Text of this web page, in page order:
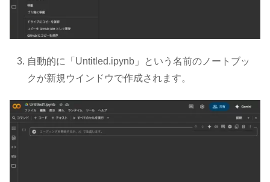
自動的に「Untitled.ipynb」という名前のノートブッ
クが新規ウインドウで作成されます。